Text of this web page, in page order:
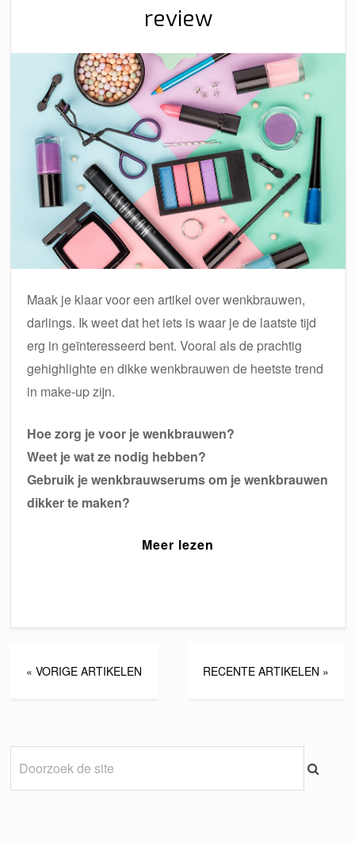
review
Maak je klaar voor een artikel over wenkbrauwen,
darlings. Ik weet dat het iets is waar je de laatste tijd
erg in geïnteresseerd bent. Vooral als de prachtig
gehighlighte en dikke wenkbrauwen de heetste trend
in make-up zijn.
Hoe zorg je voor je wenkbrauwen?
Weet je wat ze nodig hebben?
Gebruik je wenkbrauwserums om je wenkbrauwen
dikker te maken?
Meer lezen
« VORIGE ARTIKELEN RECENTE ARTIKELEN »